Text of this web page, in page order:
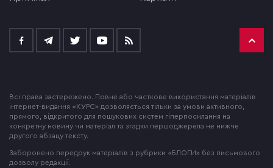
Всі права застережено. Повне або часткове використання матеріалів
інтернет-видання «КУРС» дозволяється тільки за умови активного,
прямого, відкритого для пошукових систем гіперпосилання на
конкретну новину чи матеріал та згадки першоджерела не нижче
другого абзацу тексту.
Заборонено передрук матеріалів з рубрики «БЛОГИ» без письмового
дозволу редакції.